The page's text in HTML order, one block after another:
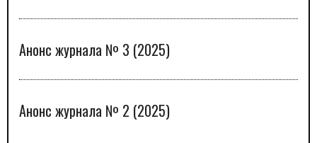
Анонс журнала № 3 (2025)
Анонс журнала № 2 (2025)